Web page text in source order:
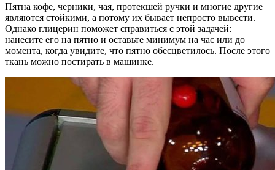
Пятна кофе, черники, чая, протекшей ручки и многие другие
являются стойкими, а потому их бывает непросто вывести.
Однако глицерин поможет справиться с этой задачей:
нанесите его на пятно и оставьте минимум на час или до
момента, когда увидите, что пятно обесцветилось. После этого
ткань можно постирать в машинке.